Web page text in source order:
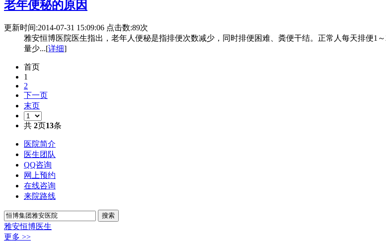
老年便秘的原因
更新时间:2014-07-31 15:09:06 点击数:89次
雅安恒博医院医生指出，老年人便秘是指排便次数减少，同时排便困难、粪便干结。正常人每天排便1
量少...[详细]
首页
1
2
下一页
末页
共 2页13条
医院简介
医生团队
QQ咨询
网上预约
在线咨询
来院路线
雅安恒博医生
更多 >>